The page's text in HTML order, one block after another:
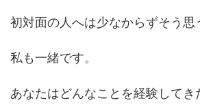
初対面の人へは少なからずそう思
私も一緒です。
あなたはどんなことを経験してき